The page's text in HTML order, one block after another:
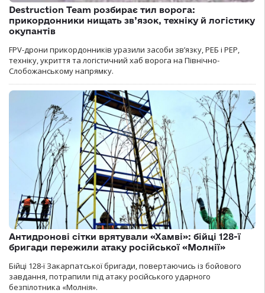
Destruction Team розбирає тил ворога:
прикордонники нищать зв’язок, техніку й логістику
окупантів
FPV-дрони прикордонників уразили засоби зв’язку, РЕБ і РЕР,
техніку, укриття та логістичний хаб ворога на Північно-
Слобожанському напрямку.
Антидронові сітки врятували «Хамві»: бійці 128-ї
бригади пережили атаку російської «Молнії»
Бійці 128-ї Закарпатської бригади, повертаючись із бойового
завдання, потрапили під атаку російського ударного
безпілотника «Молнія».